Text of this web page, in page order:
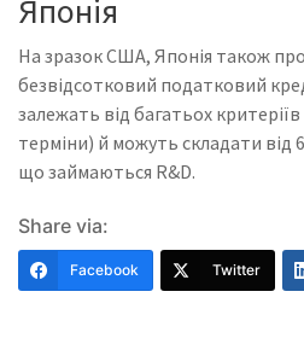
Японія
На зразок США, Японія також
безвідсотковий податковий
залежать від багатьох
терміни) й можуть складати від
що займаються R&D.
Share via:
Facebook Twitter